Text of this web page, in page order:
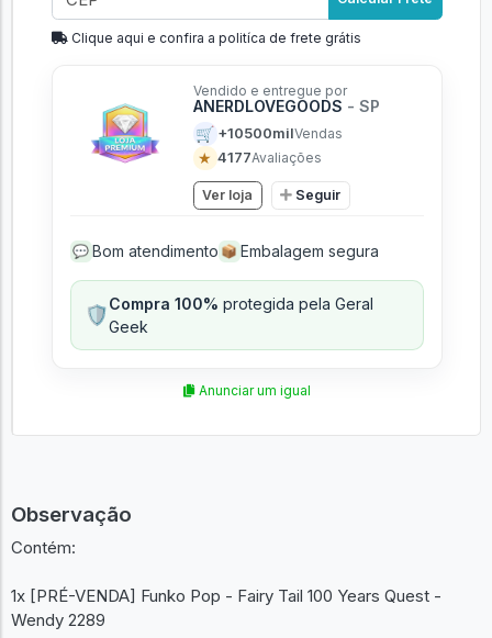
Clique aqui e confira a politíca de frete grátis
Vendido e entregue por
ANERDLOVEGOODS - SP
🛒 +10500milVendas
★ 4177Avaliações
Ver loja Seguir
💬 Bom atendimento 📦 Embalagem segura
🛡️Compra 100% protegida pela Geral
Geek
Anunciar um igual
Observação
Contém:
1x [PRÉ-VENDA] Funko Pop - Fairy Tail 100 Years Quest -
Wendy 2289